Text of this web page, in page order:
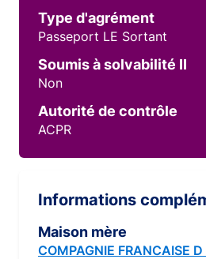
Type d'agrément
Passeport LE Sortant
Soumis à solvabilité II
Non
Autorité de contrôle
ACPR
Informations
Maison mère
COMPAGNIE FRANCAISE